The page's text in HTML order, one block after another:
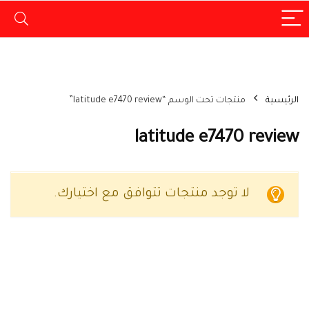
الرئيسية منتجات تحت الوسم “latitude e7470 review”
latitude e7470 review
لا توجد منتجات تتوافق مع اختيارك.